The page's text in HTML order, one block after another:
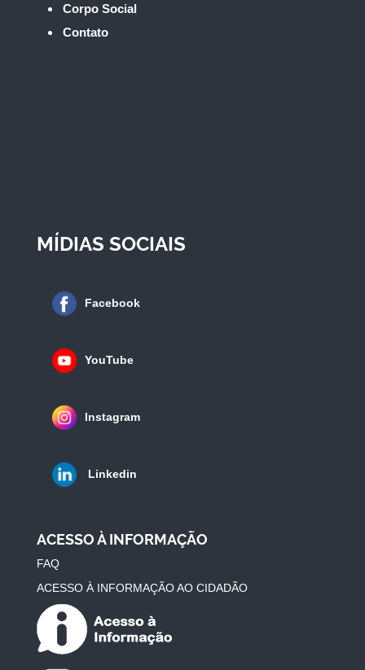
Corpo Social
Contato
MÍDIAS SOCIAIS
Facebook
YouTube
Instagram
Linkedin
ACESSO À INFORMAÇÃO
FAQ
ACESSO À INFORMAÇÃO AO CIDADÃO